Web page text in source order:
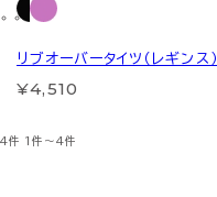
リブオーバータイツ（レギンス）
¥4,510
4件 1件～4件